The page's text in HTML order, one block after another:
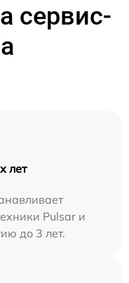
сервис-
лет
Pulsar и
до 3 лет.